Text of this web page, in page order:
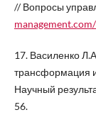
// Вопросы
17. Василенко
трансформация
Научный
56.